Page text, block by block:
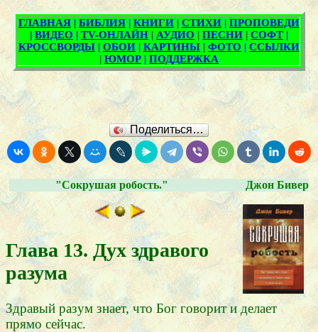
Поделиться…
"Сокрушая робость." Джон Бивер
Глава 13. Дух здравого
разума
Здравый разум знает, что Бог говорит и делает
прямо сейчас.